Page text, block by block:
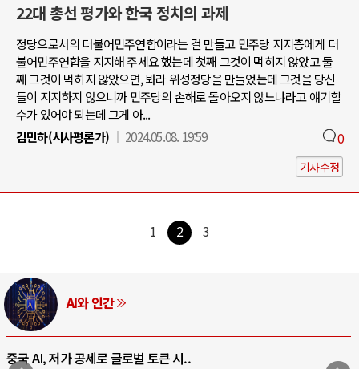
22대 총선 평가와 한국 정치의 과제
정당으로서의 더불어민주연합이라는 걸 만들고 민주당 지지층에게 더
불어민주연합을 지지해 주세요 했는데 첫째 그것이 먹히지 않았고 둘
째 그것이 먹히지 않았으면, 봐라 위성정당을 만들었는데 그것을 당신
들이 지지하지 않으니까 민주당의 손해로 돌아오지 않느냐라고 얘기할
수가 있어야 되는데 그게 아...
김민하(시사평론가)
2024.05.08. 19:59 0
기사수정
1 2 3
AI와 인간
중국 AI, 저가 공세로 글로벌 토큰 시..